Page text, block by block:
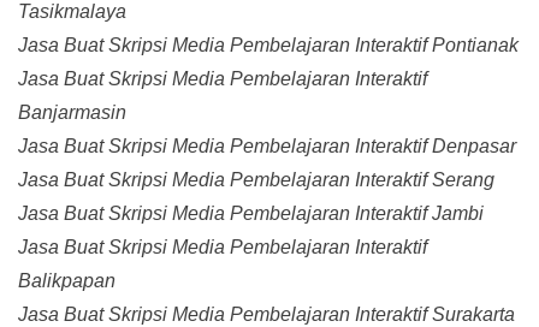
Tasikmalaya
Jasa Buat Skripsi Media Pembelajaran Interaktif Pontianak
Jasa Buat Skripsi Media Pembelajaran Interaktif
Banjarmasin
Jasa Buat Skripsi Media Pembelajaran Interaktif Denpasar
Jasa Buat Skripsi Media Pembelajaran Interaktif Serang
Jasa Buat Skripsi Media Pembelajaran Interaktif Jambi
Jasa Buat Skripsi Media Pembelajaran Interaktif
Balikpapan
Jasa Buat Skripsi Media Pembelajaran Interaktif Surakarta